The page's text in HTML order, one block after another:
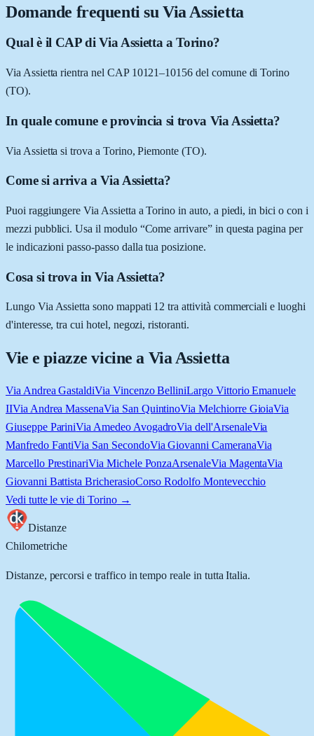
Domande frequenti su Via Assietta
Qual è il CAP di Via Assietta a Torino?
Via Assietta rientra nel CAP 10121–10156 del comune di Torino
(TO).
In quale comune e provincia si trova Via Assietta?
Via Assietta si trova a Torino, Piemonte (TO).
Come si arriva a Via Assietta?
Puoi raggiungere Via Assietta a Torino in auto, a piedi, in bici o con i
mezzi pubblici. Usa il modulo “Come arrivare” in questa pagina per
le indicazioni passo-passo dalla tua posizione.
Cosa si trova in Via Assietta?
Lungo Via Assietta sono mappati 12 tra attività commerciali e luoghi
d'interesse, tra cui hotel, negozi, ristoranti.
Vie e piazze vicine a Via Assietta
Via Andrea GastaldiVia Vincenzo BelliniLargo Vittorio Emanuele
IIVia Andrea MassenaVia San QuintinoVia Melchiorre GioiaVia
Giuseppe PariniVia Amedeo AvogadroVia dell'ArsenaleVia
Manfredo FantiVia San SecondoVia Giovanni CameranaVia
Marcello PrestinariVia Michele PonzaArsenaleVia MagentaVia
Giovanni Battista BricherasioCorso Rodolfo Montevecchio
Vedi tutte le vie di Torino→
Distanze
Chilometriche
Distanze, percorsi e traffico in tempo reale in tutta Italia.